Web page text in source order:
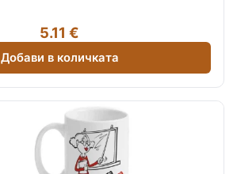
5.11 €
Добави в количката